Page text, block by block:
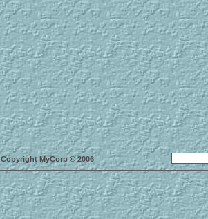
Copyright MyCorp © 2006